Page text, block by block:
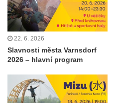
22. 6. 2026
Slavnosti města Varnsdorf
2026 – hlavní program